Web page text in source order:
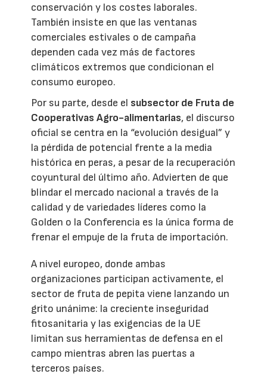
conservación y los costes laborales.
También insiste en que las ventanas
comerciales estivales o de campaña
dependen cada vez más de factores
climáticos extremos que condicionan el
consumo europeo.
Por su parte, desde el subsector de Fruta de
Cooperativas Agro-alimentarias, el discurso
oficial se centra en la “evolución desigual” y
la pérdida de potencial frente a la media
histórica en peras, a pesar de la recuperación
coyuntural del último año. Advierten de que
blindar el mercado nacional a través de la
calidad y de variedades líderes como la
Golden o la Conferencia es la única forma de
frenar el empuje de la fruta de importación.
A nivel europeo, donde ambas
organizaciones participan activamente, el
sector de fruta de pepita viene lanzando un
grito unánime: la creciente inseguridad
fitosanitaria y las exigencias de la UE
limitan sus herramientas de defensa en el
campo mientras abren las puertas a
terceros países.